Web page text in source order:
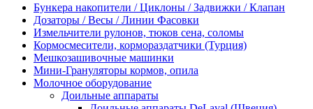
Бункера накопители / Циклоны / Задвижки / Клапан
Дозаторы / Весы / Линии Фасовки
Измельчители рулонов, тюков сена, соломы
Кормосмесители, кормораздатчики (Турция)
Мешкозашивочные машинки
Мини-Грануляторы кормов, опила
Молочное оборудование
Доильные аппараты